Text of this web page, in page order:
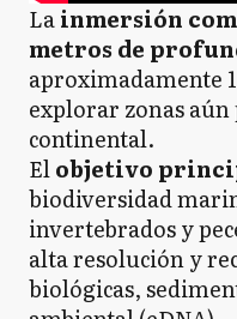
Lainmersión
metros de
aproximadamente
explorar zonas aún
continental.
Elobjetivo
biodiversidad
invertebrados y
alta resolución y
biológicas,